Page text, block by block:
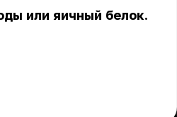
или яичный белок.